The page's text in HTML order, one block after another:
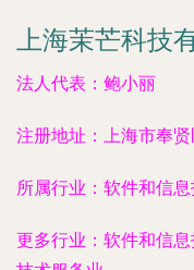
上海茉芒科技
法人代表： 鲍小丽
注册地址： 上海市奉
所属行业： 软件和信
更多行业： 软件和信